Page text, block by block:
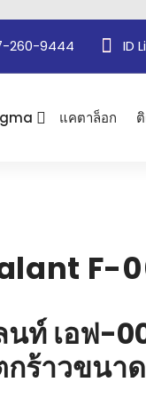
260-9444 ID
แคตาล็อก
F-
นท์ เอฟ-
กร้าวขนา